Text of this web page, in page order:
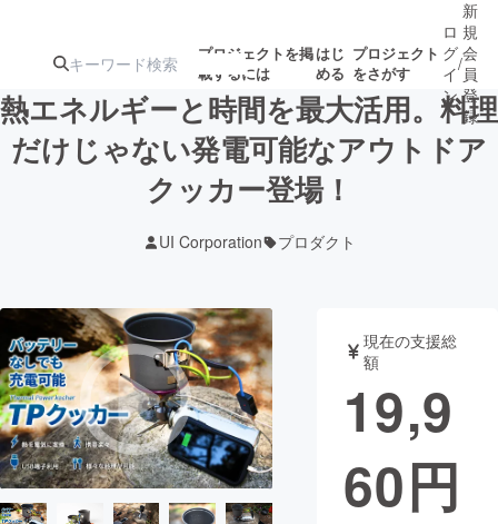
プロジェクトを掲
載するには
はじ
める
プロジェクト
をさがす
注目のリ 注目の新着プロ募集終了が近いプ
テクノロジー・ガジェット
映像・映画 書籍・雑誌
ビジネス・起業 チャレンジ
ロ
グ
イ
ン
/
新
規
会
員
登
録
熱エネルギーと時間を最大活用。料理
だけじゃない発電可能なアウトドア
クッカー登場！
UI Corporation プロダクト
現在の支援総
額
19,9
60円